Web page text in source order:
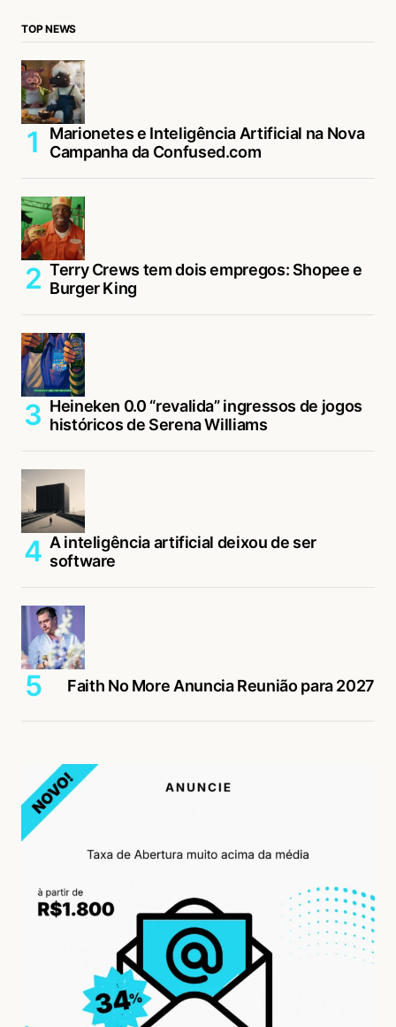
TOP NEWS
Marionetes e Inteligência Artificial na Nova
Campanha da Confused.com
Terry Crews tem dois empregos: Shopee e
Burger King
Heineken 0.0 “revalida” ingressos de jogos
históricos de Serena Williams
A inteligência artificial deixou de ser
software
Faith No More Anuncia Reunião para 2027